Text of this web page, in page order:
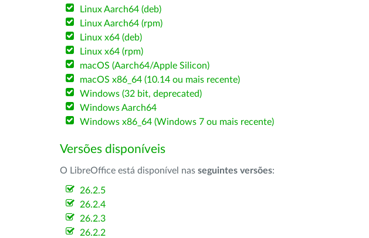
Linux Aarch64 (deb)
Linux Aarch64 (rpm)
Linux x64 (deb)
Linux x64 (rpm)
macOS (Aarch64/Apple Silicon)
macOS x86_64 (10.14 ou mais recente)
Windows (32 bit, deprecated)
Windows Aarch64
Windows x86_64 (Windows 7 ou mais recente)
Versões disponíveis
O LibreOffice está disponível nas seguintes versões:
26.2.5
26.2.4
26.2.3
26.2.2